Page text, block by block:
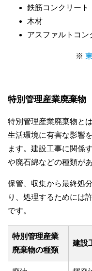
鉄筋コンクリート
木材
アスファルトコン
※
特別管理産業廃棄物
特別管理産業廃棄物と
生活環境に有害な影響
ます。建設工事に関係
や廃石綿などの種類が
保管、収集から最終処
り、処理するためには
です。
特別管理産業
廃棄物の種類
建設